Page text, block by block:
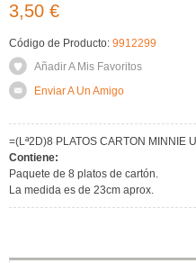
3,50 €
Código de Producto: 9912299
Añadir A Mis Favoritos
Enviar A Un Amigo
=(Lª2D)8 PLATOS CARTON MINNIE
Contiene:
Paquete de 8 platos de cartón.
La medida es de 23cm aprox.